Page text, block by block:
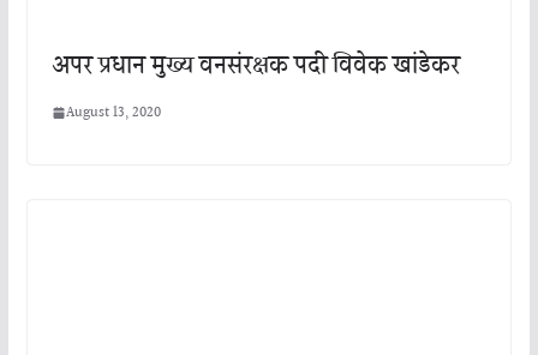
अपर प्रधान मुख्य वनसंरक्षक पदी विवेक खांडेकर
August 13, 2020